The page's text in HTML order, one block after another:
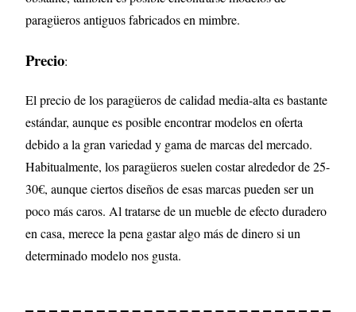
paragüeros antiguos fabricados en mimbre.
Precio:
El precio de los paragüeros de calidad media-alta es bastante
estándar, aunque es posible encontrar modelos en oferta
debido a la gran variedad y gama de marcas del mercado.
Habitualmente, los paragüeros suelen costar alrededor de 25-
30€, aunque ciertos diseños de esas marcas pueden ser un
poco más caros. Al tratarse de un mueble de efecto duradero
en casa, merece la pena gastar algo más de dinero si un
determinado modelo nos gusta.